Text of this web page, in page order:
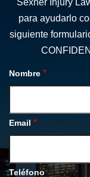
Sexner Injury
para ayudarlo
siguiente
Nombre *
Email *
Teléfono